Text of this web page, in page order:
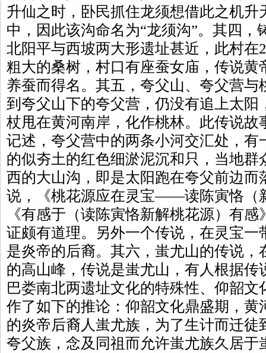
升仙之时，卧民抓住龙须想借此之机升
中，因此该沟命名为“龙须沟”。其四，
北阳平与西坡两大形遗址甚近，此村在
粗大的桑树，村口有座蚕女庙，传说黄
养蚕而得名。其五，夸父山、夸父营与
到夸父山下的夸父营，仍没有追上太阳
杖甩在黄河南岸，化作桃林。此传说故
记述，夸父营中的两条小河交汇处，有
的似夯土的红色细淤泥沉和只，当地群
西的大山沟，即是太阳跑在夸父前边而
说，《桃花源应在灵宝——读陈寅恪（
《有感于（读陈寅恪新解桃花源）有
证颇有道理。另外一个传说，在灵宝一
是炎帝的后裔。其六，蚩尤山的传说，
的高山峰，传说是蚩尤山，有人根据传
巴娄南北两遗址文化的特殊性、仰韶
作了如下的推论：仰韶文化鼎盛期，黄
的炎帝后裔人蚩尤族，为了生计而迁徒
夸父族，念及同祖而允许蚩尤族久居于